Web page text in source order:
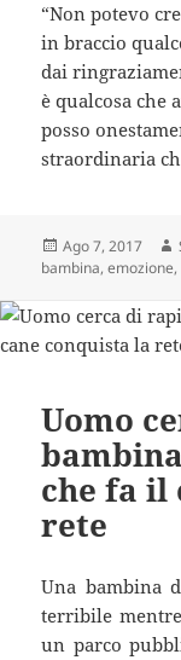
“Non potevo
in braccio
dai
è qualcosa che
posso
straordinaria
Scritto
il
Ago 7, 2017
bambina,emozione,
Uomo
che fa il
rete
Una bambina
terribile
un parco